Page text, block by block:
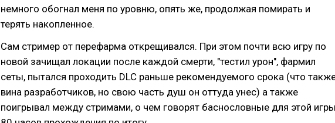
немного обогнал меня по уровню, опять же, продолжая помирать и
терять накопленное.
Сам стример от перефарма открещивался. При этом почти всю игру по
новой зачищал локации после каждой смерти, "тестил урон", фармил
сеты, пытался проходить DLC раньше рекомендуемого срока (что
вина разработчиков, но свою часть душ он оттуда унес) а также
поигрывал между стримами, о чем говорят баснословные для этой